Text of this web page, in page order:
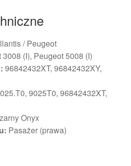
/ Peugeot
3008 (I), Peugeot 5008 (I)
96842432XT, 96842432XY,
9025T0, 96842432XT,
Onyx
Pasażer (prawa)